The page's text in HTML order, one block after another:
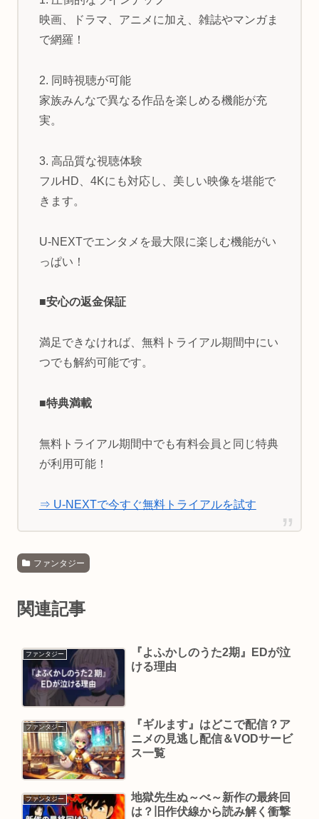
映画、ドラマ、アニメに加え、雑誌やマンガま
で網羅！
2. 同時視聴が可能
家族みんなで異なる作品を楽しめる機能が充
実。
3. 高品質な視聴体験
フルHD、4Kにも対応し、美しい映像を堪能で
きます。
U-NEXTでエンタメを最大限に楽しむ機能がい
っぱい！
■安心の返金保証
満足できなければ、無料トライアル期間中にい
つでも解約可能です。
■特典満載
無料トライアル期間中でも有料会員と同じ特典
が利用可能！
⇒ U-NEXTで今すぐ無料トライアルを試す
ファンタジー
関連記事
ファンタジー
『よふかしのうた2期』EDが泣
ける理由
ファンタジー
『ギルます』はどこで配信？ア
ニメの見逃し配信＆VODサービ
ス一覧
ファンタジー
地獄先生ぬ～べ～新作の最終回
は？旧作伏線から読み解く衝撃